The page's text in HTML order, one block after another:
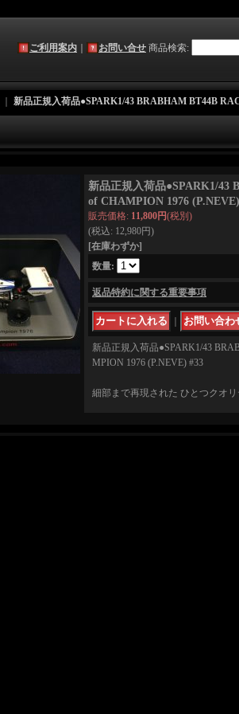
ご利用案内 お問い合せ 商品検索:
新品正規入荷品●SPARK1/43 BRABHAM BT44B
新品正規入荷品●SPARK1/43
of CHAMPION 1976
販売価格: 11,800円(税別)
(税込: 12,980円)
[在庫わずか]
数量:
返品特約に関する重要事項
新品正規入荷品●SPARK1/43
MPION 1976 (P.NEVE) #33
細部まで再現された ひとつクオリ